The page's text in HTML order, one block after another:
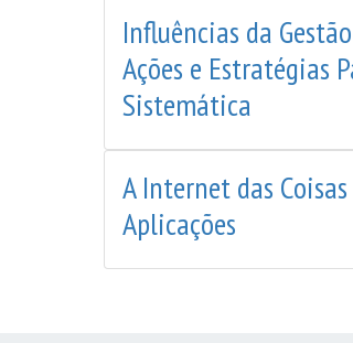
Influências da
Ações e Estratégias
Sistemática
A Internet das
Aplicações